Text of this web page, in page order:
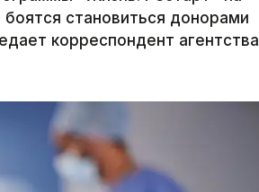
становиться донорами
корреспондент агентства